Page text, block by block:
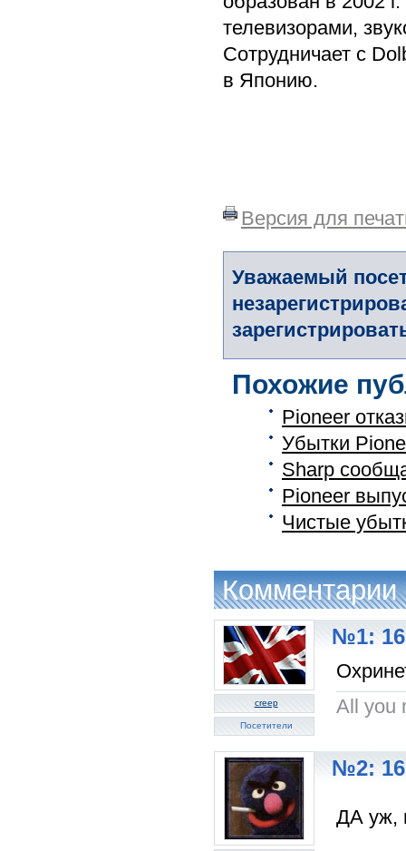
телевизорами,
Сотрудничает с
в Японию.
Версия для
Уважаемый
Похожие
Pioneer
Убытки
Sharp
Pioneer
Чистые
Комментарии
creep
Посетители
№1: 16
All you
№2: 16
ДА уж,